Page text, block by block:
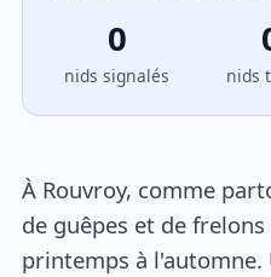
0
nids signalés nids
À Rouvroy, comme
de guêpes et de
printemps à l'automne.